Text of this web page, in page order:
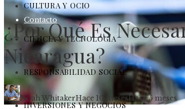
Contacto
CULTURA Y OCIO
CIENCIA Y TECNOLOGÍA
RESPONSABILIDAD SOCIAL
INVERSIONES Y NEGOCIOS
¿Por Qué Es
Nicaragua?
Noah WhitakerHace 10 mesesHace 5 meses